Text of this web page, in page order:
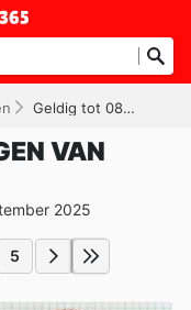
Geldig tot 08-09-2025
VAN
2025
5